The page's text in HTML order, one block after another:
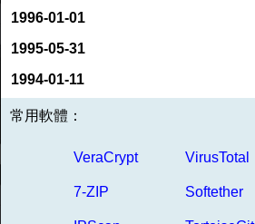
1996-01-01
1995-05-31
1994-01-11
常用軟體：
VeraCrypt VirusTotal
7-ZIP Softether